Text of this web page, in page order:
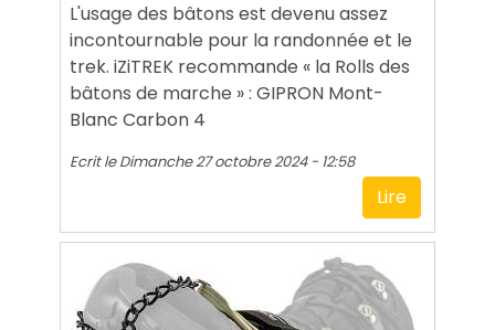
L'usage des bâtons est devenu assez
incontournable pour la randonnée et le
trek. iZiTREK recommande « la Rolls des
bâtons de marche » : GIPRON Mont-
Blanc Carbon 4
Ecrit leDimanche 27 octobre 2024 - 12:58
Lire